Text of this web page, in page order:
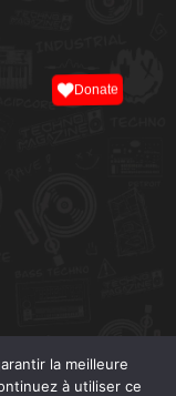
la meilleure
à utiliser ce
Donate